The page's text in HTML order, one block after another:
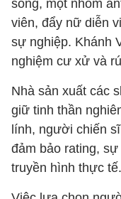
sóng, một nhóm
viên, đẩy nữ diễn
sự nghiệp. Khánh
nghiệm cư xử và
Nhà sản xuất các
giữ tinh thần
lính, người chiến
đảm bảo rating,
truyền hình thực tế.